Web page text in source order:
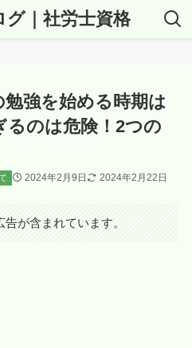
グ｜社労士資格
勉強を始める時期は
るのは危険！2つの
2024年2月9日 2024年2月22日
が含まれています。